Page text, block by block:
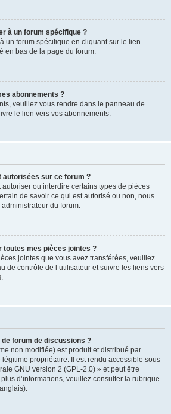
à un forum spécifique ?
un forum spécifique en cliquant sur le lien
en bas de la page du forum.
abonnements ?
veuillez vous rendre dans le panneau de
le lien vers vos abonnements.
autorisées sur ce forum ?
ou interdire certains types de pièces
de savoir ce qui est autorisé ou non, nous
du forum.
toutes mes pièces jointes ?
jointes que vous avez transférées, veuillez
de contrôle de l’utilisateur et suivre les liens vers
forum de discussions ?
non modifiée) est produit et distribué par
légitime propriétaire. Il est rendu accessible sous
GNU version 2 (GPL-2.0) » et peut être
d’informations, veuillez consulter la rubrique